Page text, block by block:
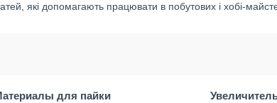
які допомагають працювати в побутових і хобі-
для пайки